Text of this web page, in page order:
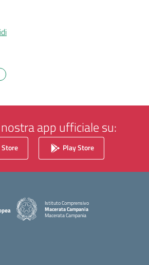
app ufficiale su:
Play Store
Istituto Comprensivo
Macerata Campania
Macerata Campania
— Visita la pagina iniziale della scuola